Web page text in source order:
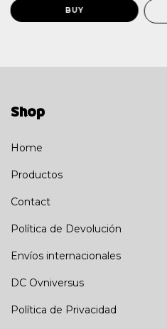
Shop
Home
Productos
Contact
Política de Devolución
Envíos internacionales
DC Ovniversus
Política de Privacidad